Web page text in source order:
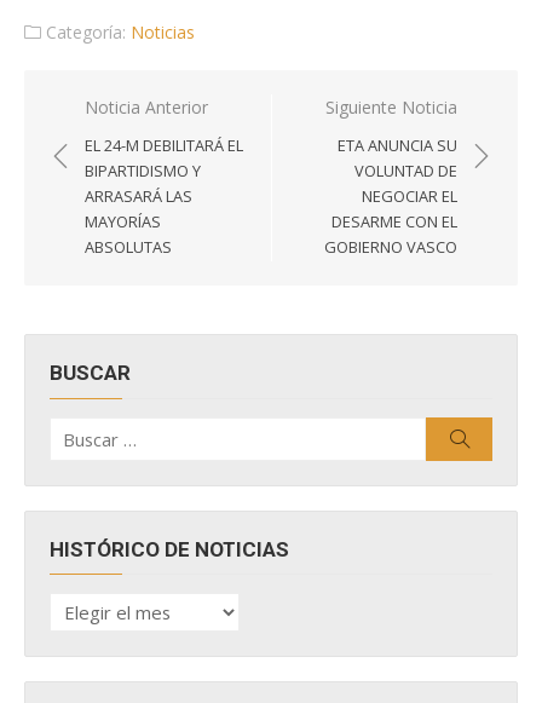
Categoría: Noticias
Navegación
de
entradas
Noticia Anterior
EL 24-M DEBILITARÁ EL
BIPARTIDISMO Y
ARRASARÁ LAS
MAYORÍAS
ABSOLUTAS
Siguiente Noticia
ETA ANUNCIA SU
VOLUNTAD DE
NEGOCIAR EL
DESARME CON EL
GOBIERNO VASCO
BUSCAR
por:
HISTÓRICO DE NOTICIAS
HISTÓRICO
DE